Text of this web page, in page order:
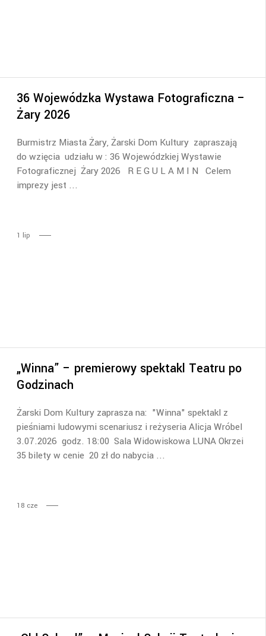
36 Wojewódzka Wystawa Fotograficzna –
Żary 2026
Burmistrz Miasta Żary, Żarski Dom Kultury zapraszają
do wzięcia udziału w : 36 Wojewódzkiej Wystawie
Fotograficznej Żary 2026 R E G U L A M I N Celem
imprezy jest
1 lip
„Winna” – premierowy spektakl Teatru po
Godzinach
Żarski Dom Kultury zaprasza na: "Winna" spektakl z
pieśniami ludowymi scenariusz i reżyseria Alicja Wróbel
3.07.2026 godz. 18:00 Sala Widowiskowa LUNA Okrzei
35 bilety w cenie 20 zł do nabycia
18 cze